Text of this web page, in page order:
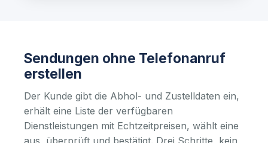
Sendungen ohne Telefonanruf
erstellen
Der Kunde gibt die Abhol- und Zustelldaten ein,
erhält eine Liste der verfügbaren
Dienstleistungen mit Echtzeitpreisen, wählt eine
aus, überprüft und bestätigt. Drei Schritte, kein